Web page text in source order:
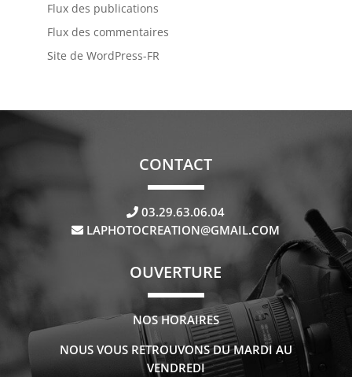
Flux des publications
Flux des commentaires
Site de WordPress-FR
CONTACT
03.29.63.06.04
LAPHOTOCREATION@GMAIL.COM
OUVERTURE
NOS HORAIRES
NOUS VOUS RETROUVONS DU MARDI AU
VENDREDI